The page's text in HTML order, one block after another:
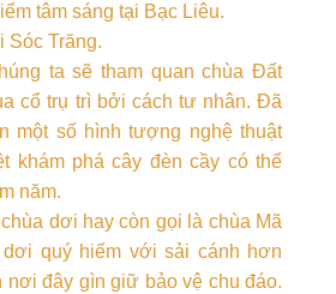
tâm sáng tại Bạc Liêu.
Sóc Trăng.
ta sẽ tham quan chùa Đất
cổ trụ trì bởi cách tư nhân. Đã
một số hình tượng nghệ thuật
khám phá cây đèn cầy có thể
năm.
dơi hay còn gọi là chùa Mã
quý hiếm với sải cánh hơn
đây gìn giữ bảo vệ chu đáo.